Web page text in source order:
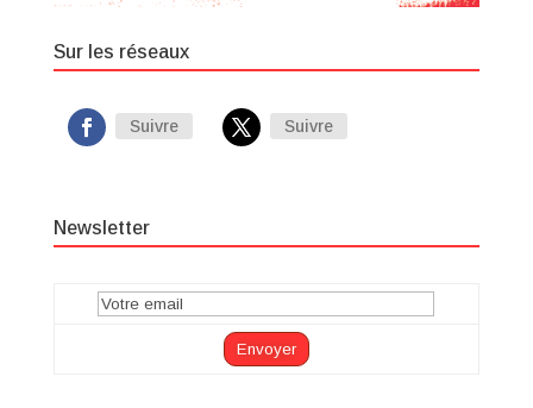
Sur les réseaux
Suivre Suivre
Newsletter